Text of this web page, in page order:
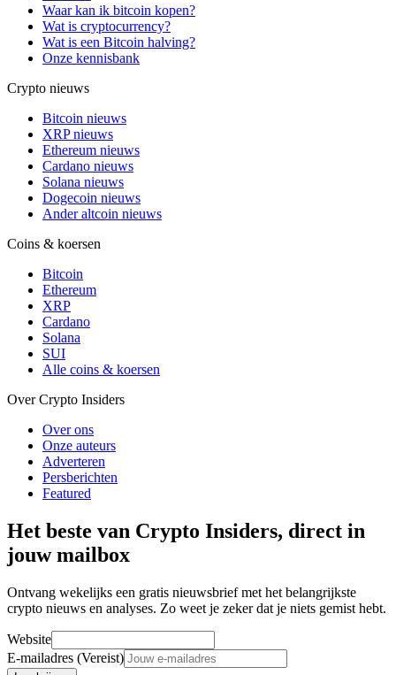
Waar kan ik bitcoin kopen?
Wat is cryptocurrency?
Wat is een Bitcoin halving?
Onze kennisbank
Crypto nieuws
Bitcoin nieuws
XRP nieuws
Ethereum nieuws
Cardano nieuws
Solana nieuws
Dogecoin nieuws
Ander altcoin nieuws
Coins & koersen
Bitcoin
Ethereum
XRP
Cardano
Solana
SUI
Alle coins & koersen
Over Crypto Insiders
Over ons
Onze auteurs
Adverteren
Persberichten
Featured
Het beste van Crypto Insiders, direct in
jouw mailbox
Ontvang wekelijks een gratis nieuwsbrief met het belangrijkste
crypto nieuws en analyses. Zo weet je zeker dat je niets gemist hebt.
Website
E-mailadres (Vereist)